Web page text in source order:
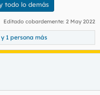
todo lo demás
Editado cobardemente: 2 May 2022
y 1 persona más